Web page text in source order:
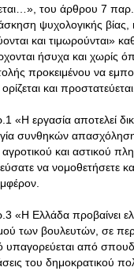
του άρθρου 7
ψυχολογικής
και τιμωρούνται»
ήσυχα και χωρίς
προκειμένου να
και
εργασία αποτελεί
συνθηκών
και αστικού
να νομοθετήσετε
Ελλάδα προβαίνει
των βουλευτών, σε
υπαγορεύεται από
του δημοκρατικού